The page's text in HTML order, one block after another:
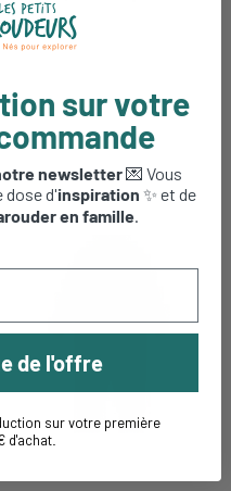
sur votre
newsletter💌 Vous
dose d'inspiration ✨ et de
en famille
de l'offre
sur votre première
d'achat